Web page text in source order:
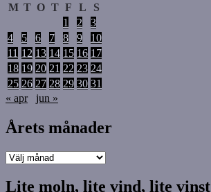
M T O T F L
S
1
2
3
4
5 6 7 8 9
10
11 12 13 14 15 16 17
18 19 20 21 22 23 24
25 26 27 28 29 30 31
« apr
jun »
Årets månader
Årets
Lite moln, lite vind, lite vinst